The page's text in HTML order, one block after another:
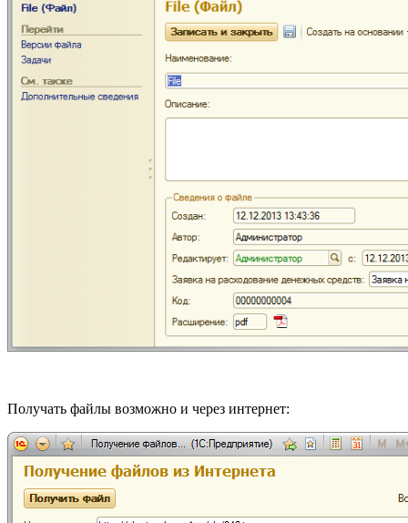
Получать файлы возможно и через интернет: